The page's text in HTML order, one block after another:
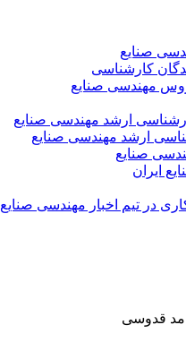
صنایع
کارشناسی
مهندسی صنایع
ارشد مهندسی صنایع
ارشد مهندسی صنایع
صنایع
ایران
در تیم اخبار مهندسی صنایع
قدوسی